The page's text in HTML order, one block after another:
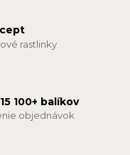
rastlinky
100+ balíkov
objednávok